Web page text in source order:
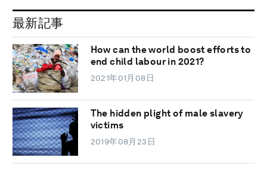
最新記事
How can the world boost efforts to
end child labour in 2021?
2021年01月08日
The hidden plight of male slavery
victims
2019年08月23日